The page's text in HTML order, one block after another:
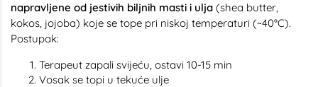
napravljene od jestivih biljnih masti i ulja (shea butter,
kokos, jojoba) koje se tope pri niskoj temperaturi (~40°C).
Postupak:
Terapeut zapali svijeću, ostavi 10-15 min
Vosak se topi u tekuće ulje